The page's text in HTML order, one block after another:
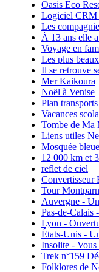
Oasis Eco
Logiciel CRM
Les
À 13 ans elle
Voyage en
Les plus
Il se retrouve
Mer Kaikoura
Noël à Venise
Plan
Vacances
Tombe de Ma
Liens utiles
Mosquée bleue
12 000 km et
reflet de ciel
Convertisseur
Tour
Auvergne -
Pas-de-Calais
Lyon -
États-Unis -
Insolite - Vous
Trek n°159
Folklores de